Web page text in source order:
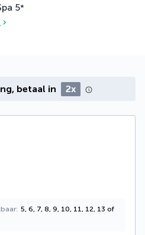
5*
betaal in 2x
5, 6, 7, 8, 9, 10, 11, 12, 13 of